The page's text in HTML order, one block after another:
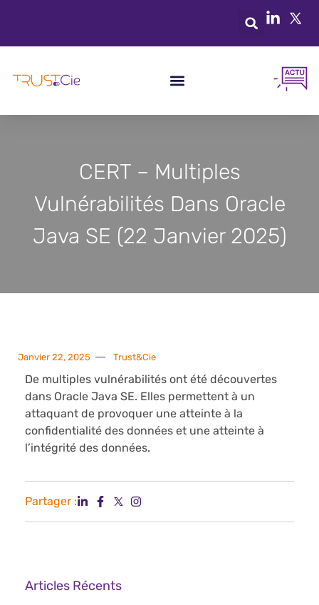
CERT – Multiples
Vulnérabilités Dans Oracle
Java SE (22 Janvier 2025)
Janvier 22, 2025 Trust&Cie
De multiples vulnérabilités ont été découvertes
dans Oracle Java SE. Elles permettent à un
attaquant de provoquer une atteinte à la
confidentialité des données et une atteinte à
l’intégrité des données.
Partager :
Articles Récents